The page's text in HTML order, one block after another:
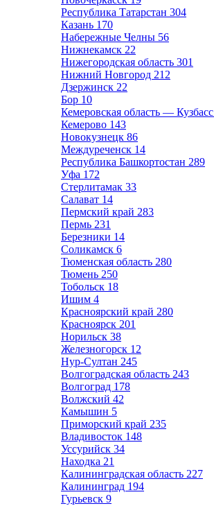
Республика Татарстан 304
Казань 170
Набережные Челны 56
Нижнекамск 22
Нижегородская область 301
Нижний Новгород 212
Дзержинск 22
Бор 10
Кемеровская область — Кузбасс
Кемерово 143
Новокузнецк 86
Междуреченск 14
Республика Башкортостан 289
Уфа 172
Стерлитамак 33
Салават 14
Пермский край 283
Пермь 231
Березники 14
Соликамск 6
Тюменская область 280
Тюмень 250
Тобольск 18
Ишим 4
Красноярский край 280
Красноярск 201
Норильск 38
Железногорск 12
Нур-Султан 245
Волгоградская область 243
Волгоград 178
Волжский 42
Камышин 5
Приморский край 235
Владивосток 148
Уссурийск 34
Находка 21
Калининградская область 227
Калининград 194
Гурьевск 9